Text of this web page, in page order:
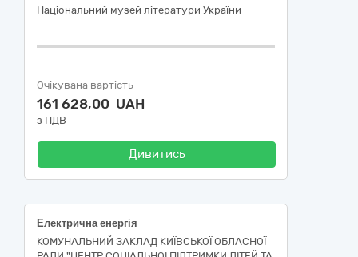
Національний музей літератури України
Очікувана вартість
161 628,00 UAH
з ПДВ
Дивитись
Електрична енергія
КОМУНАЛЬНИЙ ЗАКЛАД КИЇВСЬКОЇ ОБЛАСНОЇ